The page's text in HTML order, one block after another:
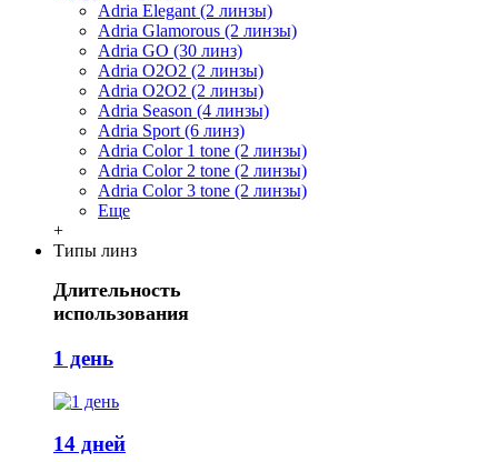
Adria Elegant (2 линзы)
Adria Glamorous (2 линзы)
Adria GO (30 линз)
Adria O2O2 (2 линзы)
Adria O2O2 (2 линзы)
Adria Season (4 линзы)
Adria Sport (6 линз)
Adria Сolor 1 tone (2 линзы)
Adria Сolor 2 tone (2 линзы)
Adria Сolor 3 tone (2 линзы)
Еще
+
Типы линз
Длительность
использования
1 день
14 дней